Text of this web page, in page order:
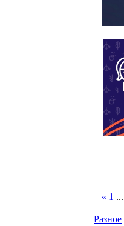
« 1 ...
Разное